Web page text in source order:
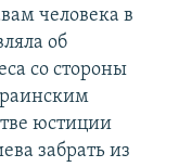
человека в
об
со стороны
юстиции
забрать из